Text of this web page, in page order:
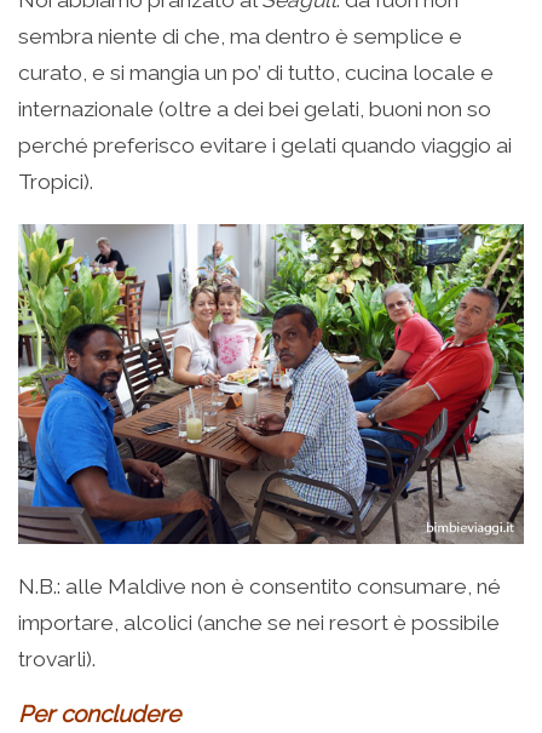
sembra niente di che, ma dentro è semplice e
curato, e si mangia un po’ di tutto, cucina locale e
internazionale (oltre a dei bei gelati, buoni non so
perché preferisco evitare i gelati quando viaggio ai
Tropici).
N.B.: alle Maldive non è consentito consumare, né
importare, alcolici (anche se nei resort è possibile
trovarli).
Per concludere